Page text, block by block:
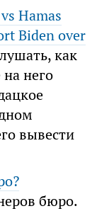
Hamas
Biden over
как
него
вывести
бюро.